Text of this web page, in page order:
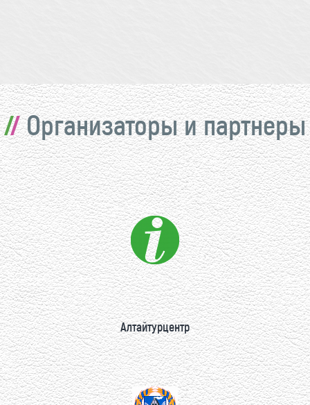
Организаторы и партнеры
Алтайтурцентр